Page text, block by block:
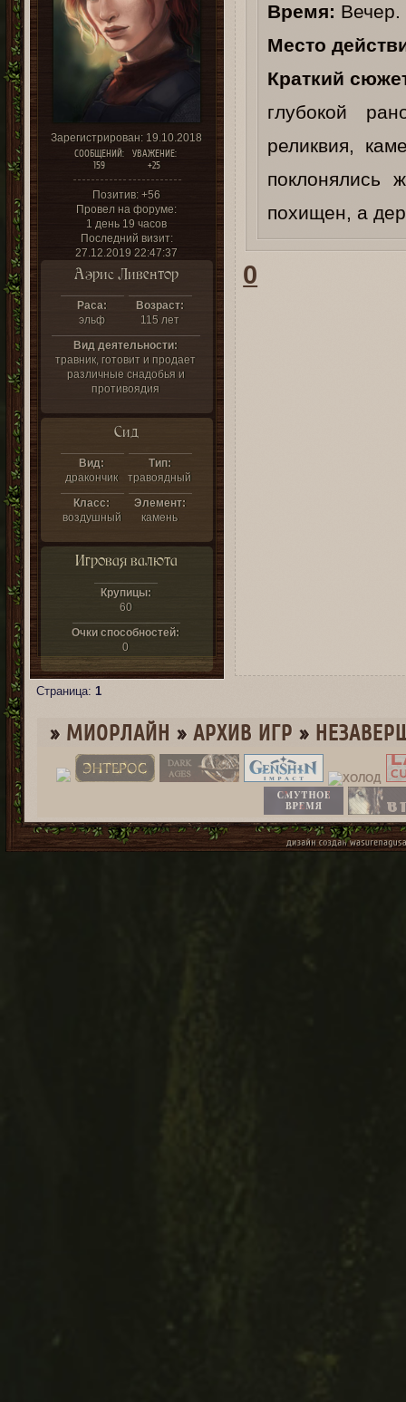
Зарегистрирован: 19.10.2018
СООБЩЕНИЙ:
159
УВАЖЕНИЕ:
+25
Позитив: +56
Провел на форуме:
1 день 19 часов
Последний визит:
27.12.2019 22:47:37
Аэрис Ливентор
Раса:
эльф
Возраст:
115 лет
Вид деятельности:
травник, готовит и продает
различные снадобья и
противоядия
Сид
Вид:
дракончик
Тип:
травоядный
Класс:
воздушный
Элемент:
камень
Игровая валюта
Крупицы:
60
Очки способностей:
0
Время: Вечер.
Место
Краткий
глубокой
реликвия,
поклонялись
похищен, а
0
Страница:1
» МИОРЛАЙН » ­АРХИВ ИГР »